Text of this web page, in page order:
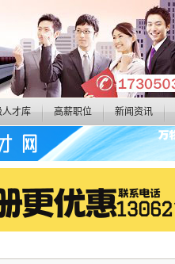
人才库 高薪职位 新闻资讯